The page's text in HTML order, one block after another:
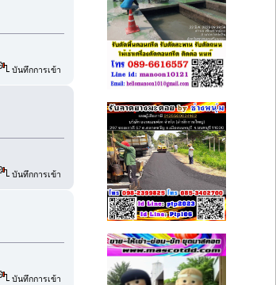
บันทึกการเข้า
บันทึกการเข้า
บันทึกการเข้า